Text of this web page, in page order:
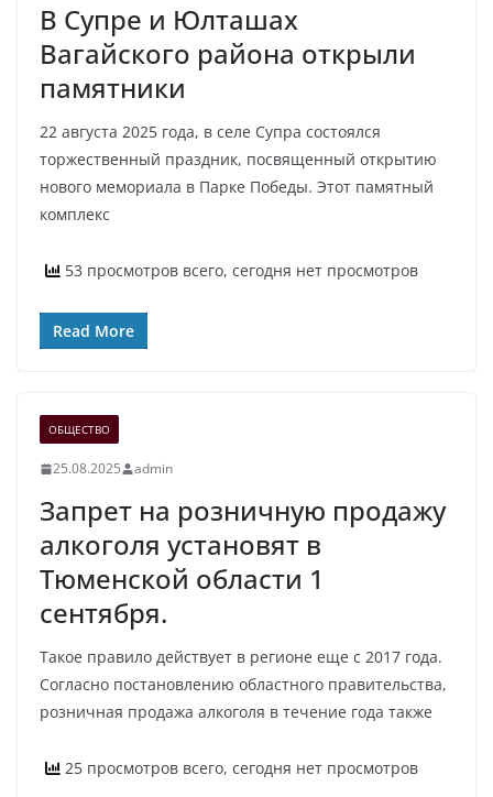
В Супре и Юлташах
Вагайского района открыли
памятники
22 августа 2025 года, в селе Супра состоялся
торжественный праздник, посвященный открытию
нового мемориала в Парке Победы. Этот памятный
комплекс
53 просмотров всего, сегодня нет просмотров
Read More
ОБЩЕСТВО
25.08.2025 admin
Запрет на розничную продажу
алкоголя установят в
Тюменской области 1
сентября.
Такое правило действует в регионе еще с 2017 года.
Согласно постановлению областного правительства,
розничная продажа алкоголя в течение года также
25 просмотров всего, сегодня нет просмотров